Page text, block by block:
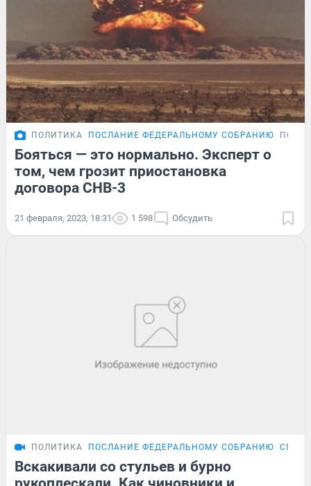
ПОЛИТИКА ПОСЛАНИЕ ФЕДЕРАЛЬНОМУ СОБРАНИЮ
Бояться — это нормально. Эксперт о
том, чем грозит приостановка
договора СНВ-3
21 февраля, 2023, 18:31 1 598 Обсудить
ПОЛИТИКА ПОСЛАНИЕ ФЕДЕРАЛЬНОМУ СОБРАНИЮ
Вскакивали со стульев и бурно